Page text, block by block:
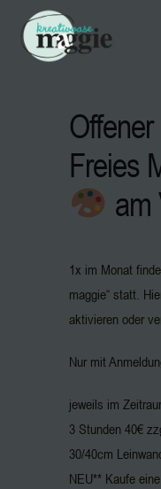
Freies
am
1x im Monat
maggie“ statt.
aktivieren oder
Nur mit
jeweils im
3 Stunden 40€
30/40cm
NEU** Kaufe